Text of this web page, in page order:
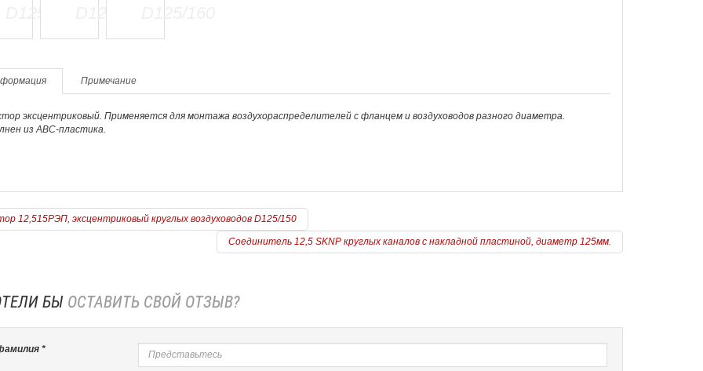
Примечание
эксцентриковый. Применяется для монтажа воздухораспределителей с фланцем и воздуховодов разного диаметра.
из ABC-пластика.
12,515РЭП, эксцентриковый круглых воздуховодов D125/150
Соединитель 12,5 SKNP круглых каналов с накладной пластиной, диаметр 125мм.
БЫ ОСТАВИТЬ СВОЙ ОТЗЫВ?
*